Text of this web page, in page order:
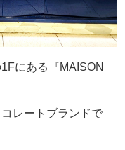
にある『MAISON
レートブランドで